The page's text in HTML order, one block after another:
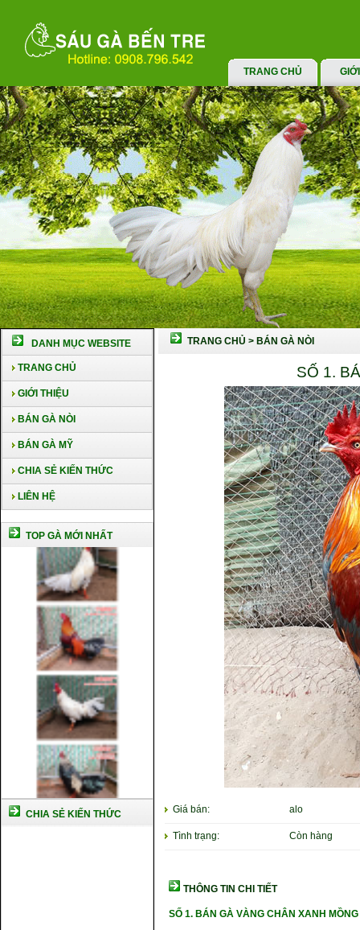
TRANG CHỦ
DANH MỤC WEBSITE
TRANG CHỦ
GIỚI THIỆU
BÁN GÀ NÒI
BÁN GÀ MỸ
CHIA SẺ KIẾN THỨC
LIÊN HỆ
TOP GÀ MỚI NHẤT
CHIA SẺ KIẾN THỨC
TRANG CHỦ > BÁN GÀ NÒI
SỐ 1.
Giá bán: alo
Tình trạng: Còn hàng
THÔNG TIN CHI TIẾT
SỐ 1. BÁN GÀ VÀNG CHÂN XANH